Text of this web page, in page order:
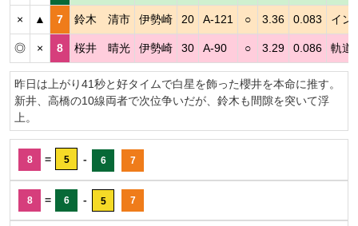
× ▲ 7 鈴木 清市 伊勢崎 20 A-121 ○ 3.36 0.083 イン
◎ × 8 桜井 晴光 伊勢崎 30 A-90 ○ 3.29 0.086 軌道
昨日は上がり41秒と好タイムで白星を飾った櫻井を本命に推す。
新井、高橋の10線両者で次位争いだが、鈴木も間隙を突いて浮
上。
8 = 5 - 6 7
8 = 6 - 5 7